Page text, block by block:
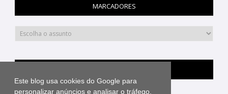
Este blog usa cookies do Google para
personalizar anúncios e analisar o tráfego.
MARCADORES